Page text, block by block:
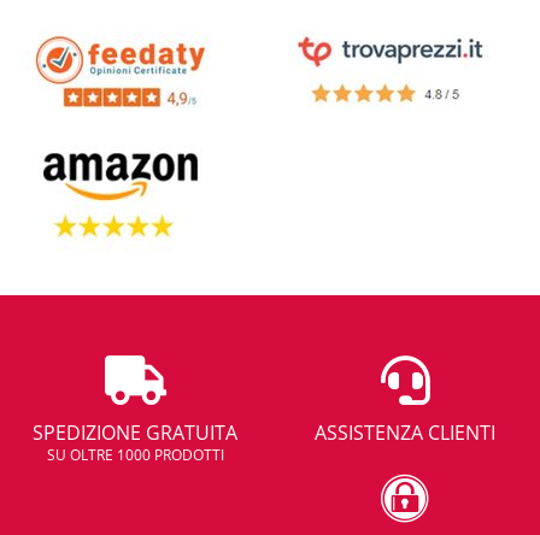
SPEDIZIONE GRATUITA
SU OLTRE 1000 PRODOTTI
ASSISTENZA CLIENTI